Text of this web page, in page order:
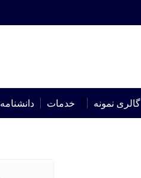
گالری نمونه خدمات دانشنامه